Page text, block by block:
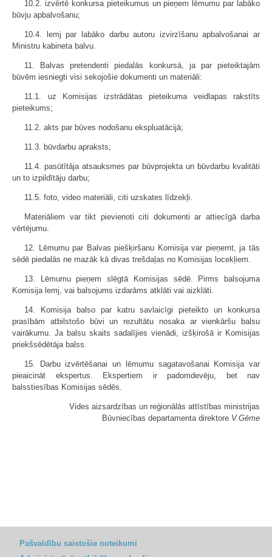
10.2. izvērtē konkursa pieteikumus un pieņem lēmumu par labāko
būvju apbalvošanu;
10.4. lemj par labāko darbu autoru izvirzīšanu apbalvošanai ar
Ministru kabineta balvu.
11. Balvas pretendenti piedalās konkursā, ja par pieteiktajām
būvēm iesniegti visi sekojošie dokumenti un materiāli:
11.1. uz Komisijas izstrādātas pieteikuma veidlapas rakstīts
pieteikums;
11.2. akts par būves nodošanu ekspluatācijā;
11.3. būvdarbu apraksts;
11.4. pasūtītāja atsauksmes par būvprojekta un būvdarbu kvalitāti
un to izpildītāju darbu;
11.5. foto, video materiāli, citi uzskates līdzekļi.
Materiāliem var tikt pievienoti citi dokumenti ar attiecīgā darba
vērtējumu.
12. Lēmumu par Balvas piešķiršanu Komisija var pieņemt, ja tās
sēdē piedalās ne mazāk kā divas trešdaļas no Komisijas locekļiem.
13. Lēmumu pieņem slēgtā Komisijas sēdē. Pirms balsojuma
Komisija lemj, vai balsojums izdarāms atklāti vai aizklāti.
14. Komisija balso par katru savlaicīgi pieteikto un konkursa
prasībām atbilstošo būvi un rezultātu nosaka ar vienkāršu balsu
vairākumu. Ja balsu skaits sadalījies vienādi, izšķirošā ir Komisijas
priekšsēdētāja balss.
15. Darbu izvērtēšanai un lēmumu sagatavošanai Komisija var
pieaicināt ekspertus. Ekspertiem ir padomdevēju, bet nav
balsstiesības Komisijas sēdēs.
Vides aizsardzības un reģionālās attīstības ministrijas
Būvniecības departamenta direktore V.Gēme
Pašvaldību saistošie noteikumi